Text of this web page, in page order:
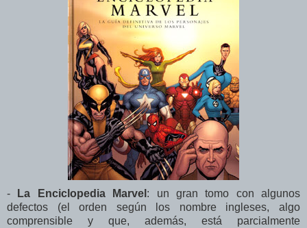
- La Enciclopedia Marvel : un gran tomo con algunos
defectos (el orden según los nombre ingleses, algo
comprensible y que, además, está parcialmente